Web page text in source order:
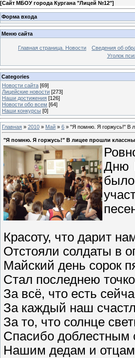
[Сайт МБОУ города Кургана "Лицей №12"]
Форма входа
Меню сайта
Главная страница. Новости Сведения об
Уголок
Categories
Новости сайта [69]
Лицейские новости [273]
Наши достижения [126]
Новости обо всем [64]
Наши конкурсы [0]
Главная » 2010 » Май » 6 » "Я помню. Я горжусь!" В
"Я помню. Я горжусь!" В лицее прошли
Дню
Красоту, что дарит
Отстояли солдаты в
Майский день сорок
Стал последнею
За всё, что есть
За каждый наш
За то, что солнце
Спасибо доблестным
Нашим дедам и